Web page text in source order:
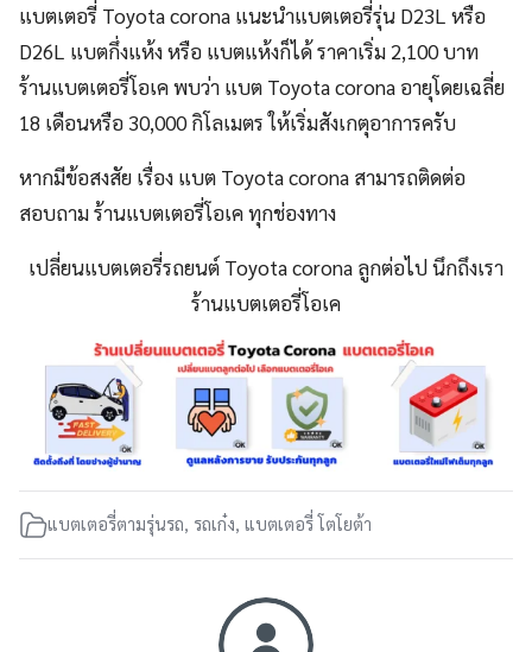
แบตเตอรี่ Toyota corona แนะนำแบตเตอรี่รุ่น D23L หรือ
D26L แบตกึ่งแห้ง หรือ แบตแห้งก็ได้ ราคาเริ่ม 2,100 บาท
ร้านแบตเตอรี่โอเค พบว่า แบต Toyota corona อายุโดยเฉลี่ย
18 เดือนหรือ 30,000 กิโลเมตร ให้เริ่มสังเกตุอาการครับ
หากมีข้อสงสัย เรื่อง แบต Toyota corona สามารถติดต่อ
สอบถาม ร้านแบตเตอรี่โอเค ทุกช่องทาง
เปลี่ยนแบตเตอรี่รถยนต์ Toyota corona ลูกต่อไป นึกถึงเรา
ร้านแบตเตอรี่โอเค
แบตเตอรี่ตามรุ่นรถ, รถเก๋ง, แบตเตอรี่ โตโยต้า